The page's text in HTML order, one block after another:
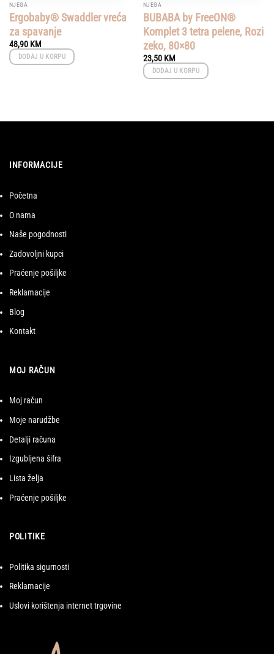
NJEGA
Ergobaby® Swaddler vreća
za spavanje
48,90 KM
DODAJ U KORPU
NJEGA
BUBABA by FreeON®
Komplet 3 tetra pelene, Rozi
zeko, 80×80
23,50 KM
DODAJ U KORPU
INFORMACIJE
Početna
O nama
Naše pogodnosti
Zadovoljni kupci
Praćenje pošiljke
Reklamacije
Blog
Kontakt
MOJ RAČUN
Moj račun
Moje narudžbe
Detalji računa
Izgubljena šifra
Lista želja
Praćenje pošiljke
POLITIKE
Politika sigurnosti
Reklamacije
Uslovi korištenja internet trgovine